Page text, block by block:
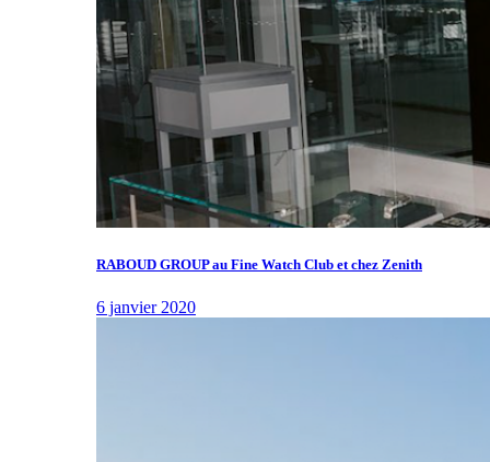
RABOUD GROUP au Fine Watch Club et chez Zenith
6 janvier 2020